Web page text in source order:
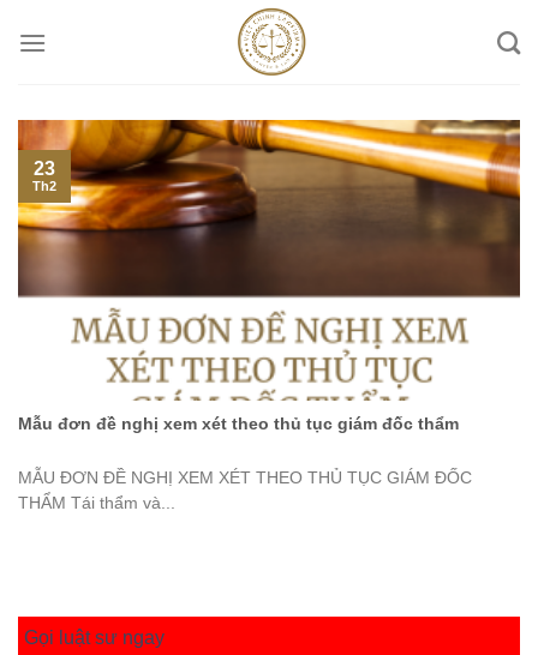
Mẫu đơn đề nghị xem xét theo thủ tục giám đốc thẩm
MẪU ĐƠN ĐỀ NGHỊ XEM XÉT THEO THỦ TỤC GIÁM ĐỐC
THẨM Tái thẩm và...
23
Th2
Gọi luật sư ngay